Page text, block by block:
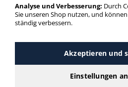
Hefter / Mappen A4 Karton
Analyse und Verbesserung: Durch
Sie unseren Shop nutzen, und
ständig verbessern.
Akzeptieren und
Einstellungen